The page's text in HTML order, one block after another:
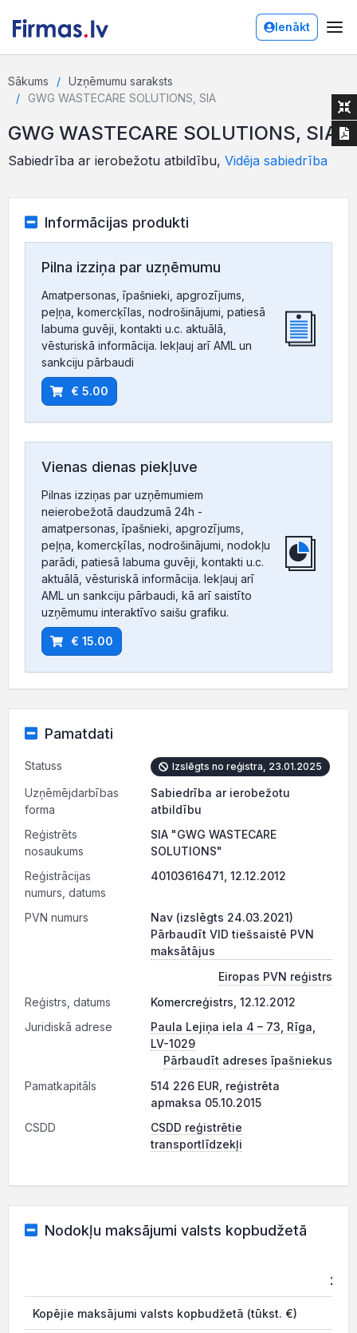
Ienākt
Sākums
Uzņēmumu saraksts
GWG WASTECARE SOLUTIONS, SIA
GWG WASTECARE SOLUTIONS, SIA
Sabiedrība ar ierobežotu atbildību, Vidēja sabiedrība
Informācijas produkti
Pilna izziņa par uzņēmumu
Amatpersonas, īpašnieki, apgrozījums,
peļņa, komercķīlas, nodrošinājumi, patiesā
labuma guvēji, kontakti u.c. aktuālā,
vēsturiskā informācija. Iekļauj arī AML un
sankciju pārbaudi
€ 5.00
Vienas dienas piekļuve
Pilnas izziņas par uzņēmumiem
neierobežotā daudzumā 24h -
amatpersonas, īpašnieki, apgrozījums,
peļņa, komercķīlas, nodrošinājumi, nodokļu
parādi, patiesā labuma guvēji, kontakti u.c.
aktuālā, vēsturiskā informācija. Iekļauj arī
AML un sankciju pārbaudi, kā arī saistīto
uzņēmumu interaktīvo saišu grafiku.
€ 15.00
Pamatdati
Statuss Izslēgts no reģistra, 23.01.2025
Uzņēmējdarbības
forma
Sabiedrība ar ierobežotu
atbildību
Reģistrēts
nosaukums
SIA "GWG WASTECARE
SOLUTIONS"
Reģistrācijas
numurs, datums
40103616471, 12.12.2012
PVN numurs
Nav (izslēgts 24.03.2021)
Pārbaudīt VID tiešsaistē PVN
maksātājus
Eiropas PVN reģistrs
Reģistrs, datums
Komercreģistrs, 12.12.2012
Juridiskā adrese
Paula Lejiņa iela 4 – 73, Rīga,
LV-1029
Pārbaudīt adreses īpašniekus
Pamatkapitāls
514 226 EUR, reģistrēta
apmaksa 05.10.2015
CSDD
CSDD reģistrētie
transportlīdzekļi
Nodokļu maksājumi valsts kopbudžetā
Kopējie maksājumi valsts kopbudžetā (tūkst. €)